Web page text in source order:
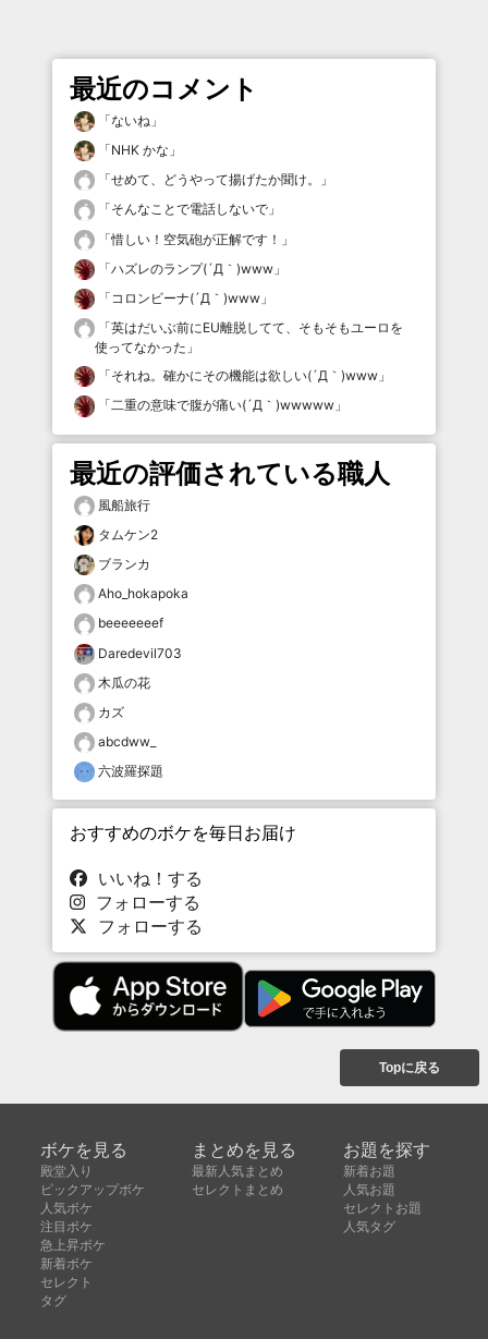
最近のコメント
「ないね 」
「NHK かな 」
「せめて、どうやって揚げたか聞け。
」
「そんなことで電話しないで 」
「惜しい！空気砲が正解です！ 」
「ハズレのランプ(´Д｀)www 」
「コロンビーナ(´Д｀)www 」
「英はだいぶ前にEU離脱してて、そもそもユーロを
使ってなかった 」
「それね。確かにその機能は欲しい(´Д｀)www 」
「二重の意味で腹が痛い(´Д｀)wwwww 」
最近の評価されている職人
風船旅行
タムケン2
ブランカ
Aho_hokapoka
beeeeeeef
Daredevil703
木瓜の花
カズ
abcdww_
六波羅探題
おすすめのボケを毎日お届け
いいね！する
フォローする
フォローする
Topに戻る
ボケを見る
殿堂入り
ピックアップボケ
人気ボケ
注目ボケ
急上昇ボケ
新着ボケ
セレクト
タグ
まとめを見る
最新人気まとめ
セレクトまとめ
お題を探す
新着お題
人気お題
セレクトお題
人気タグ